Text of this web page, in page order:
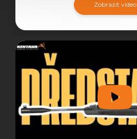
Zobrazit video